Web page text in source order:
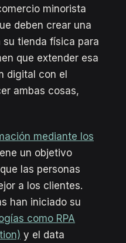
minorista
deben crear una
tienda física para
que extender esa
digital con el
ambas cosas,
mediante los
un objetivo
las personas
a los clientes.
han iniciado su
como RPA
y el data